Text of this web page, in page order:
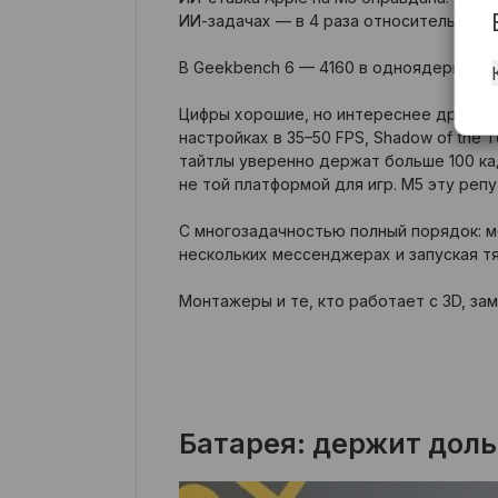
ИИ-задачах — в 4 раза относительно M4
В Geekbench 6 — 4160 в одноядерном
Цифры хорошие, но интереснее другое:
настройках в 35–50 FPS, Shadow of the
тайтлы уверенно держат больше 100
не той платформой для игр. M5 эту
С многозадачностью полный порядок:
нескольких мессенджерах и запуская
Монтажеры и те, кто работает с 3D,
Батарея: держит